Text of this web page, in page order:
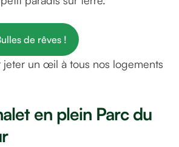
de rêves !
un œil à tous nos logements
en plein Parc du